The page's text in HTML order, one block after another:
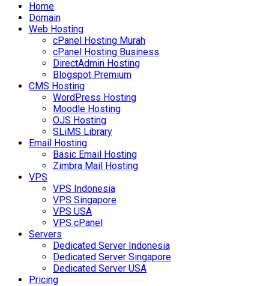
Home
Domain
Web Hosting
cPanel Hosting Murah
cPanel Hosting Business
DirectAdmin Hosting
Blogspot Premium
CMS Hosting
WordPress Hosting
Moodle Hosting
OJS Hosting
SLiMS Library
Email Hosting
Basic Email Hosting
Zimbra Mail Hosting
VPS
VPS Indonesia
VPS Singapore
VPS USA
VPS cPanel
Servers
Dedicated Server Indonesia
Dedicated Server Singapore
Dedicated Server USA
Pricing